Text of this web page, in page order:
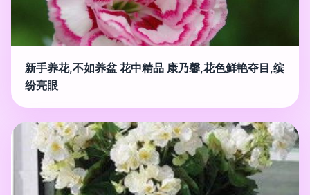
新手养花,不如养盆 花中精品 康乃馨,花色鲜艳夺目,缤
纷亮眼